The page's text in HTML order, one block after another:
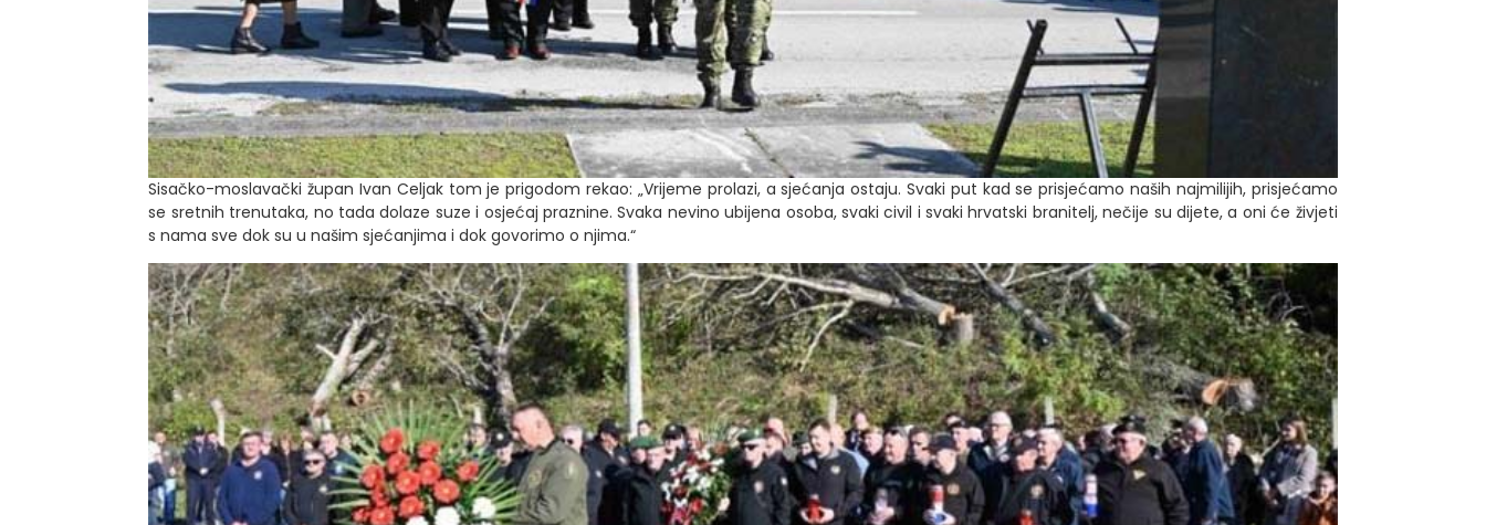
Sisačko-moslavački župan Ivan Celjak tom je prigodom rekao: „Vrijeme prolazi, a sjećanja ostaju. Svaki put kad se prisjećamo naših najmilijih, prisjećamo
se sretnih trenutaka, no tada dolaze suze i osjećaj praznine. Svaka nevino ubijena osoba, svaki civil i svaki hrvatski branitelj, nečije su dijete, a oni će živjeti
s nama sve dok su u našim sjećanjima i dok govorimo o njima.“